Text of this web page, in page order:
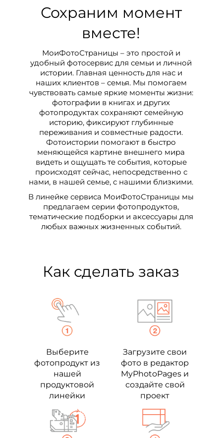
Сохраним момент
вместе!
МоиФотоСтраницы – это простой и
удобный фотосервис для семьи и личной
истории. Главная ценность для нас и
наших клиентов – семья. Мы помогаем
чувствовать самые яркие моменты жизни:
фотографии в книгах и других
фотопродуктах сохраняют семейную
историю, фиксируют глубинные
переживания и совместные радости.
Фотоистории помогают в быстро
меняющейся картине внешнего мира
видеть и ощущать те события, которые
происходят сейчас, непосредственно с
нами, в нашей семье, с нашими близкими.
В линейке сервиса МоиФотоСтраницы мы
предлагаем серии фотопродуктов,
тематические подборки и аксессуары для
любых важных жизненных событий.
Как сделать заказ
Выберите
фотопродукт из
нашей
продуктовой
линейки
Загрузите свои
фото в редактор
MyPhotoPages и
создайте свой
проект